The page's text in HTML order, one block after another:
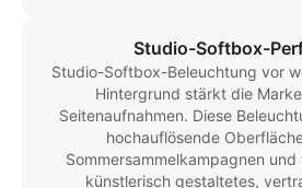
Studio-Softbox-
Studio-Softbox-Beleuchtung vor
Hintergrund stärkt die
Seitenaufnahmen. Diese
hochauflösende
Sommersammelkampagnen und
künstlerisch gestaltetes,